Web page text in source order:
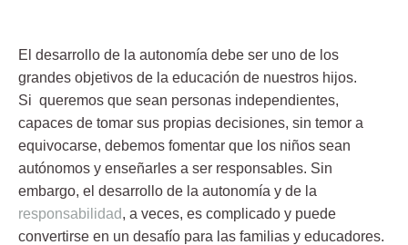
El desarrollo de la autonomía debe ser uno de los
grandes objetivos de la educación de nuestros hijos.
Si queremos que sean personas independientes,
capaces de tomar sus propias decisiones, sin temor a
equivocarse, debemos fomentar que los niños sean
autónomos y enseñarles a ser responsables. Sin
embargo, el desarrollo de la autonomía y de la
responsabilidad, a veces, es complicado y puede
convertirse en un desafío para las familias y educadores.